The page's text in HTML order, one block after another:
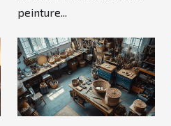
peinture...